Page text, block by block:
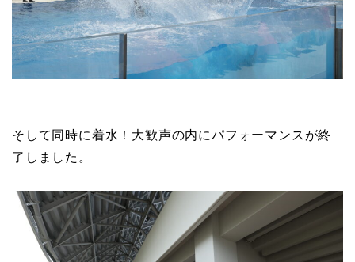
そして同時に着水！大歓声の内にパフォーマンスが終
了しました。